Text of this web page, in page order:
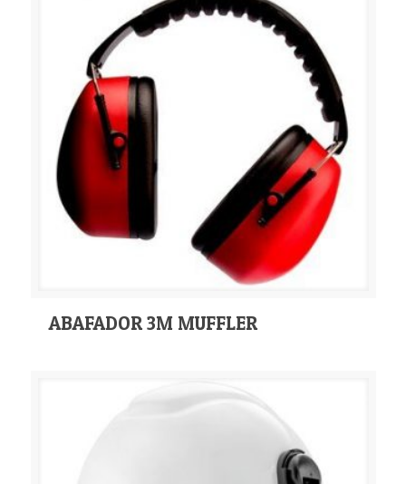
ABAFADOR 3M MUFFLER